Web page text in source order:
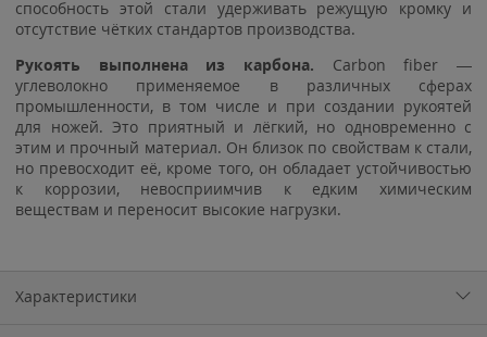
способность этой стали удерживать режущую кромку и
отсутствие чётких стандартов производства.
Рукоять выполнена из карбона. Carbon fiber —
углеволокно применяемое в различных сферах
промышленности, в том числе и при создании рукоятей
для ножей. Это приятный и лёгкий, но одновременно с
этим и прочный материал. Он близок по свойствам к стали,
но превосходит её, кроме того, он обладает устойчивостью
к коррозии, невосприимчив к едким химическим
веществам и переносит высокие нагрузки.
Характеристики